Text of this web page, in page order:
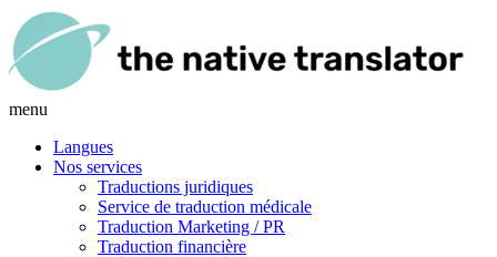
menu
Langues
Nos services
Traductions juridiques
Service de traduction médicale
Traduction Marketing / PR
Traduction financière